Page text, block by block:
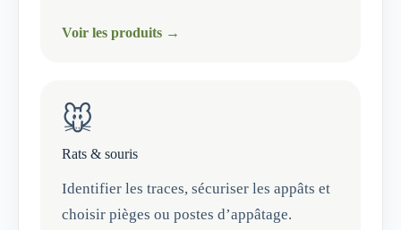
Voir les produits →
🐭
Rats & souris
Identifier les traces, sécuriser les appâts et
choisir pièges ou postes d’appâtage.